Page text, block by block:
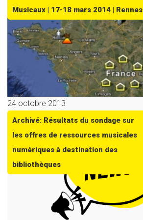
Musicaux | 17-18 mars 2014 | Rennes
24 octobre 2013
Archivé: Résultats du sondage sur
les offres de ressources musicales
numériques à destination des
bibliothèques